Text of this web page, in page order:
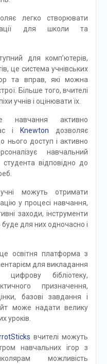
легко створювати
для школи та
для комп’ютерів,
це система учнівських
та вправ, які можна
Більше того, вчителі
учнів і оцінювати їх.
навчання активно
і
Knewton дозволяє
доступ і активно
навчальний
відповідно до
можуть отримати
у процесі навчання,
заходи, інструменти
для них одночасно і
освітня платформа з
для викладання
бібліотеку,
призначення,
базові завдання і
може надати велику
уроків.
вчителі можуть
навчальних ігор з
можливість